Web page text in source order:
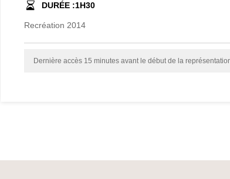
DURÉE :1H30
Recréation 2014
Dernière accès 15 minutes avant le début de la